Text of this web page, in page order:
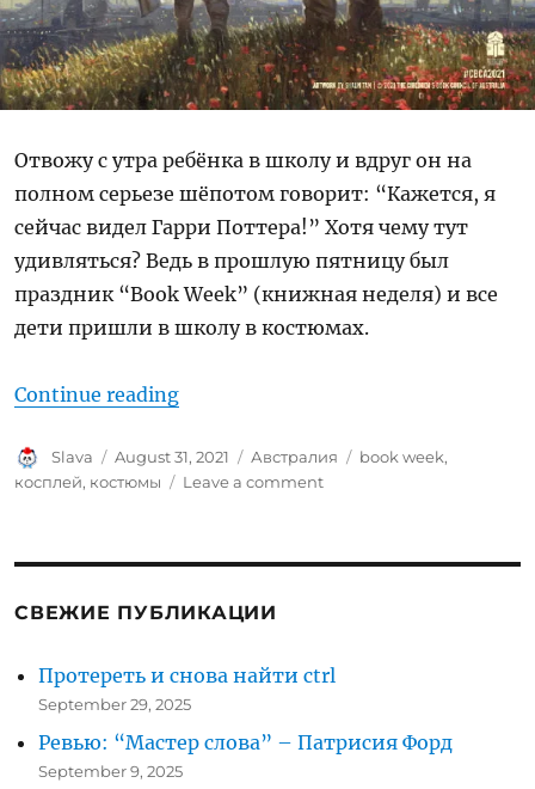
Отвожу с утра ребёнка в школу и вдруг он на
полном серьезе шёпотом говорит: “Кажется, я
сейчас видел Гарри Поттера!” Хотя чему тут
удивляться? Ведь в прошлую пятницу был
праздник “Book Week” (книжная неделя) и все
дети пришли в школу в костюмах.
Continue reading“Book week 2021”
Author
Slava
Posted
on
August 31, 2021 Categories
Австралия Tags
book week,
косплей, костюмы Leave a commenton
СВЕЖИЕ ПУБЛИКАЦИИ
Протереть и снова найти ctrl
September 29, 2025
Ревью: “Мастер слова” – Патрисия Форд
September 9, 2025